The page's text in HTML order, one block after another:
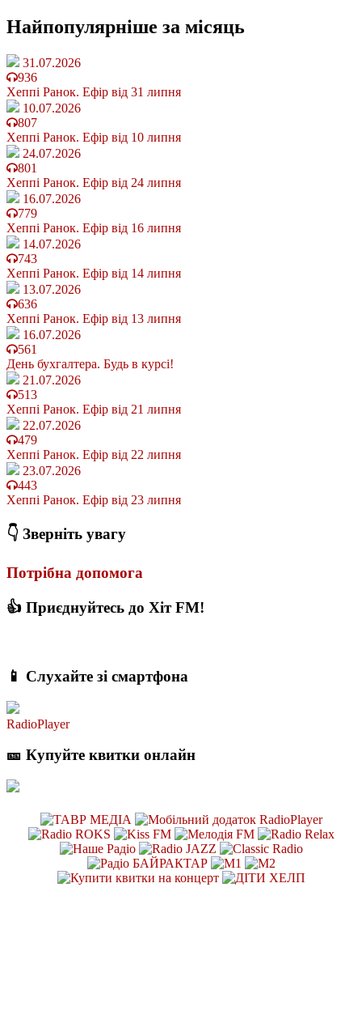
Найпопулярніше за місяць
31.07.2026
936
Хеппі Ранок. Ефір від 31 липня
10.07.2026
807
Хеппі Ранок. Ефір від 10 липня
24.07.2026
801
Хеппі Ранок. Ефір від 24 липня
16.07.2026
779
Хеппі Ранок. Ефір від 16 липня
14.07.2026
743
Хеппі Ранок. Ефір від 14 липня
13.07.2026
636
Хеппі Ранок. Ефір від 13 липня
16.07.2026
561
День бухгалтера. Будь в курсі!
21.07.2026
513
Хеппі Ранок. Ефір від 21 липня
22.07.2026
479
Хеппі Ранок. Ефір від 22 липня
23.07.2026
443
Хеппі Ранок. Ефір від 23 липня
👇 Зверніть увагу
Потрібна допомога
👍 Приєднуйтесь до Хіт FM!
📱 Слухайте зі смартфона
RadioPlayer
🎫 Купуйте квитки онлайн